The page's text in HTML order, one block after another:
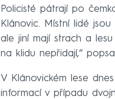
Policisté pátrají po
Klánovic. Místní lidé
ale jiní mají strach a
na klidu nepřidají,“
V Klánovickém lese
informací v případu